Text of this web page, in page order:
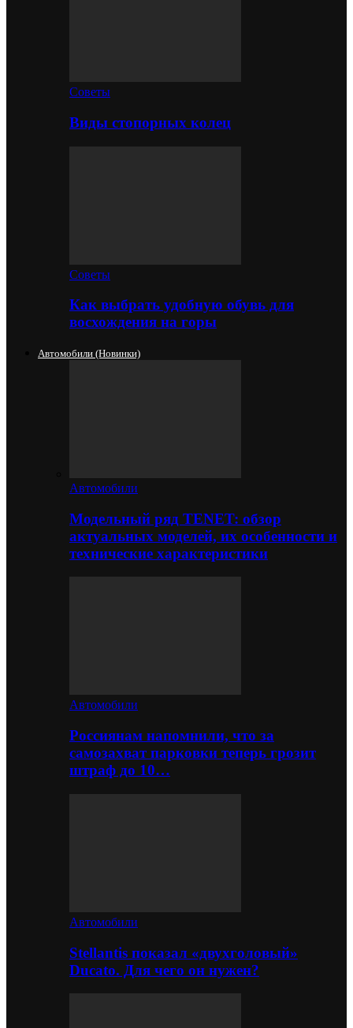
Советы
Виды стопорных колец
Советы
Как выбрать удобную обувь для
восхождения на горы
Автомобили (новинки)
Автомобили
Модельный ряд TENET: обзор
актуальных моделей, их особенности и
технические характеристики
Автомобили
Россиянам напомнили, что за
самозахват парковки теперь грозит
штраф до 10…
Автомобили
Stellantis показал «двухголовый»
Ducato. Для чего он нужен?